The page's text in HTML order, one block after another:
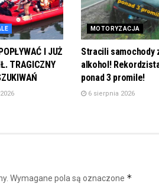
I JUŻ
TRAGICZNY
MOTORYZACJA
Stracili samochody
alkohol!
ponad 3 promile!
6 sierpnia 2026
Wymagane pola są oznaczone *